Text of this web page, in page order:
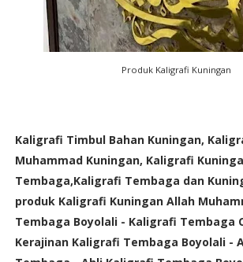
Produk Kaligrafi Kuningan
Kaligrafi Timbul Bahan Kuningan,
Muhammad Kuningan, Kaligrafi
Tembaga,Kaligrafi Tembaga dan
produk Kaligrafi Kuningan Allah
Tembaga Boyolali - Kaligrafi Tembaga
Kerajinan Kaligrafi Tembaga Boyolali -